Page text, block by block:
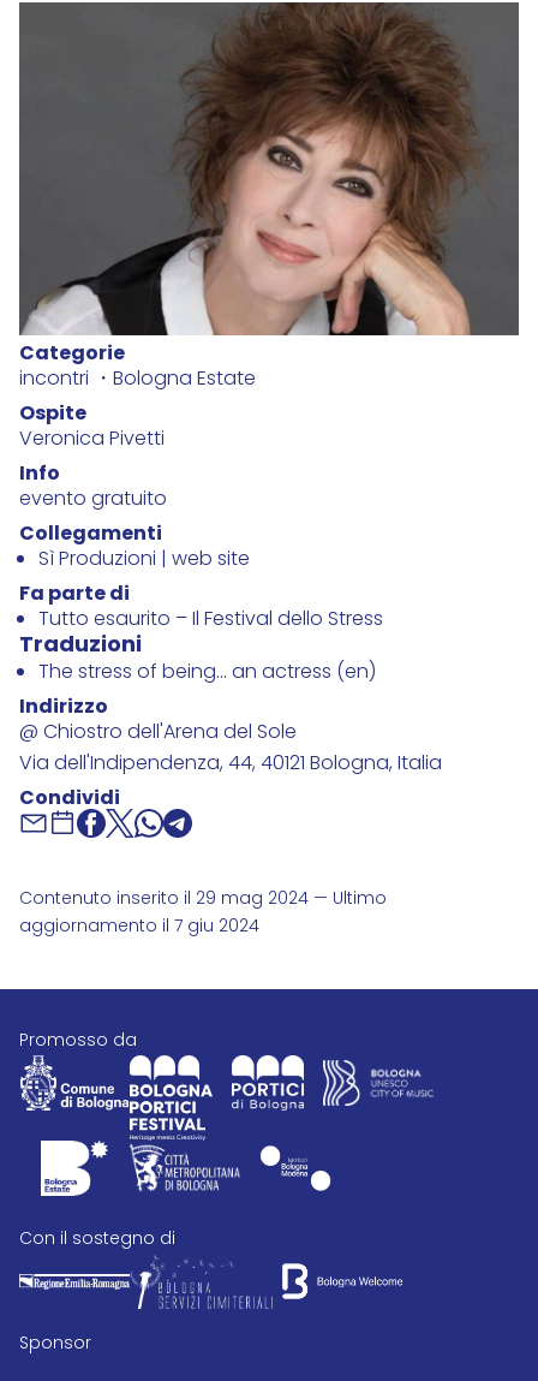
Categorie
incontri Bologna Estate
Ospite
Veronica Pivetti
Info
evento gratuito
Collegamenti
Sì Produzioni | web site
Fa parte di
Tutto esaurito – Il Festival dello Stress
Traduzioni
The stress of being... an actress (en)
Indirizzo
@ Chiostro dell'Arena del Sole
Via dell'Indipendenza, 44, 40121 Bologna, Italia ‎
Condividi
Contenuto inserito il 29 mag 2024 — Ultimo
aggiornamento il 7 giu 2024
promosso da
con il sostegno di
Sponsor